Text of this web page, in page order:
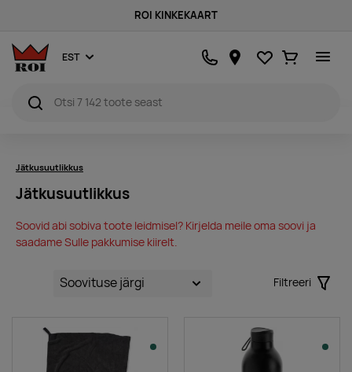
ROI KINKEKAART
EST Lemmikud
Ostukorv
Jätkusuutlikkus
Jätkusuutlikkus
Soovid abi sobiva toote leidmisel? Kirjelda meile oma soovi ja
saadame Sulle pakkumise kiirelt.
Filtreeri
Filter